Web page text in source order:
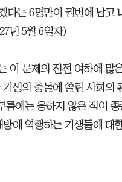
다는 6명만이 권번에 남고
년 5월 6일자)
이 문제의 진전 여하에 많
생의 충돌에 쏠린 사회의
름에는 응하지 않은 적이
에 역행하는 기생들에 대